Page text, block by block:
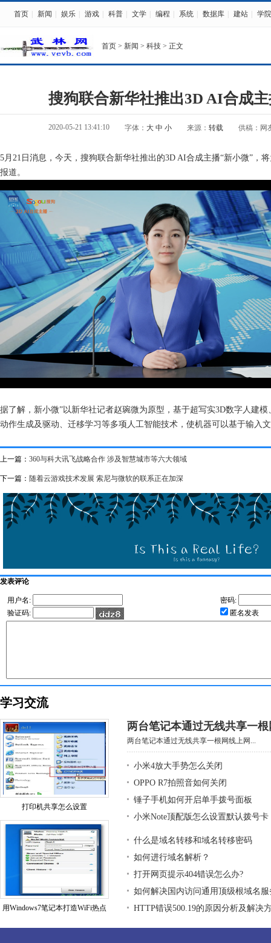
首页 新闻 娱乐 游戏 科普 文学 编程 系统 数据库 建站 学院
首页 > 新闻 > 科技 > 正文
搜狗联合新华社推出3D AI合成
2020-05-21 13:41:10 字体： 大 中 小 来源： 转载 供稿：网
5月21日消息，今天，搜狗联合新华社推出的3D AI合成主播“新小微”，
报道。
据了解，新小微”以新华社记者赵琬微为原型，基于超写实3D数字人建
动作生成及驱动、迁移学习等多项人工智能技术，使机器可以基于输入
上一篇： 360与科大讯飞战略合作 涉及智慧城市等六大领域
下一篇： 随着云游戏技术发展 索尼与微软的联系正在加深
发表评论
用户名:
密码:
验证码:
匿名发表
学习交流
打印机共享怎么设置
用Windows7笔记本打造WiFi热点
两台笔记本通过无线共享一
两台笔记本通过无线共享一根网线上网...
小米4放大手势怎么关闭
OPPO R7拍照音如何关闭
锤子手机如何开启单手拨号面板
小米Note顶配版怎么设置默认拨号卡
什么是域名转移和域名转移密码
如何进行域名解析？
打开网页提示404错误怎么办?
如何解决国内访问通用顶级根域名
HTTP错误500.19的原因分析及解决